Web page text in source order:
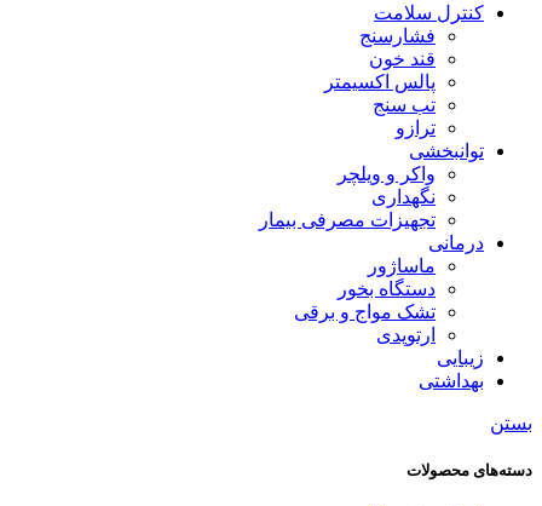
کنترل سلامت
فشارسنج
قند خون
پالس اکسیمتر
تب سنج
ترازو
توانبخشی
واکر و ویلچر
نگهداری
تجهیزات مصرفی بیمار
درمانی
ماساژور
دستگاه بخور
تشک مواج و برقی
ارتوپدی
زیبایی
بهداشتی
بستن
دسته‌های محصولات